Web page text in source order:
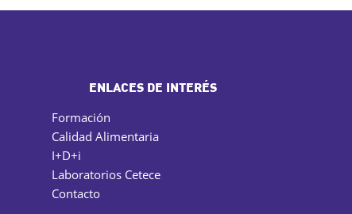
ENLACES DE INTERÉS
Formación
Calidad Alimentaria
I+D+i
Laboratorios Cetece
Contacto